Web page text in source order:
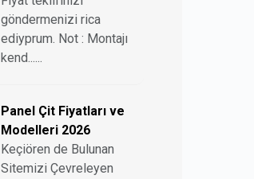
göndermenizi rica
ediyprum. Not : Montajı
kend......
Panel Çit Fiyatları ve
Modelleri 2026
Keçiören de Bulunan
Sitemizi Çevreleyen